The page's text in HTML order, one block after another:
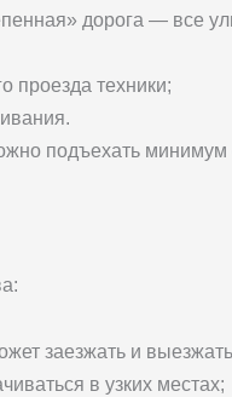
дорога — все
проезда техники;
подъехать минимум
заезжать и
в узких местах;